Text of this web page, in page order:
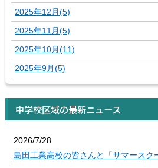
2025年12月(5)
2025年11月(5)
2025年10月(11)
2025年9月(5)
中学校区域の最新ニュース
2026/7/28
島田工業高校の皆さんと「サマースク